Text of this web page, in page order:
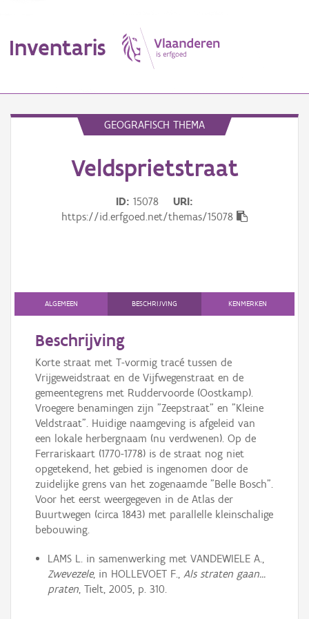
Inventaris
Persoon of collectief
Downloads
Hergebruik
Aanmelden
GEOGRAFISCH THEMA
Veldsprietstraat
ID 15078
URI
https://id.erfgoed.net/themas/15078
ALGEMEEN BESCHRIJVING KENMERKEN
Beschrijving
Korte straat met T-vormig tracé tussen de
Vrijgeweidstraat en de Vijfwegenstraat en de
gemeentegrens met Ruddervoorde (Oostkamp).
Vroegere benamingen zijn "Zeepstraat" en "Kleine
Veldstraat". Huidige naamgeving is afgeleid van
een lokale herbergnaam (nu verdwenen). Op de
Ferrariskaart (1770-1778) is de straat nog niet
opgetekend, het gebied is ingenomen door de
zuidelijke grens van het zogenaamde "Belle Bosch".
Voor het eerst weergegeven in de Atlas der
Buurtwegen (circa 1843) met parallelle kleinschalige
bebouwing.
LAMS L. in samenwerking met VANDEWIELE A.,
Zwevezele, in HOLLEVOET F., Als straten gaan...
praten, Tielt, 2005, p. 310.